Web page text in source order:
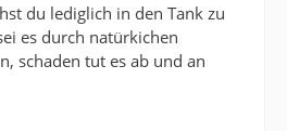
du lediglich in den Tank zu
es durch natürkichen
schaden tut es ab und an